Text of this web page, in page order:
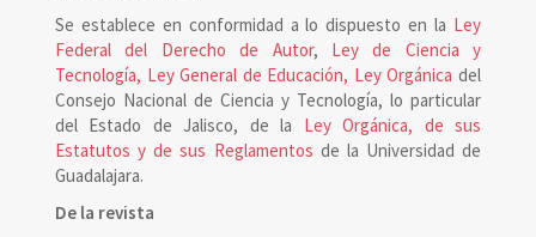
Se establece en conformidad a lo dispuesto en la Ley
Federal del Derecho de Autor, Ley de Ciencia y
Tecnología, Ley General de Educación, Ley Orgánica del
Consejo Nacional de Ciencia y Tecnología, lo particular
del Estado de Jalisco, de la Ley Orgánica, de sus
Estatutos y de sus Reglamentos de la Universidad de
Guadalajara.
De la revista